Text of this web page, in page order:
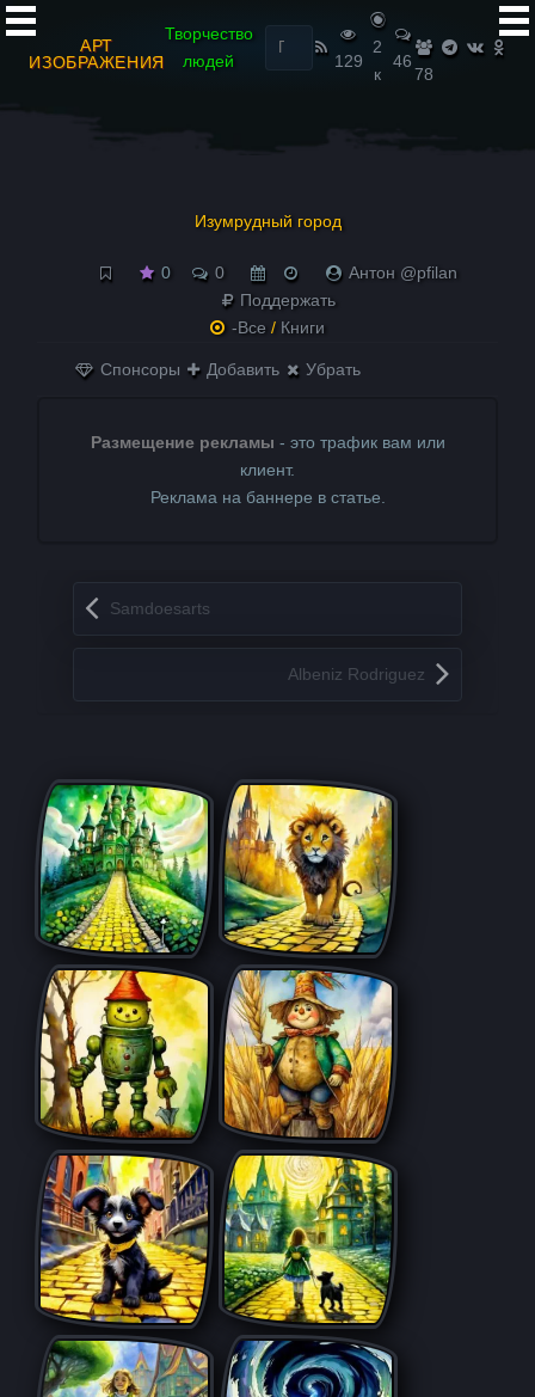
АРТ
ИЗОБРАЖЕНИЯ
Творчество
людей
Найти:
129
2
к
46
78
Изумрудный город
0 0
Антон @pfilan
Поддержать
-Все / Книги
Спонсоры Добавить Убрать
Размещение рекламы - это трафик вам или
клиент.
Реклама на баннере в статье.
Запись навигация
Samdoesarts
Albeniz Rodriguez